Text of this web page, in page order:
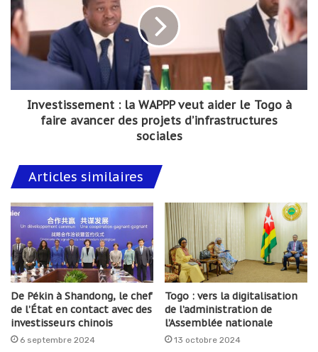
Investissement : la WAPPP veut aider le Togo à
faire avancer des projets d’infrastructures
sociales
Articles similaires
De Pékin à Shandong, le chef
de l’État en contact avec des
investisseurs chinois
6 septembre 2024
Togo : vers la digitalisation
de l’administration de
l’Assemblée nationale
13 octobre 2024